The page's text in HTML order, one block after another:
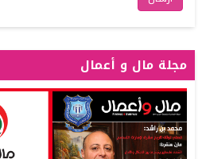
مجلة مال و أعمال